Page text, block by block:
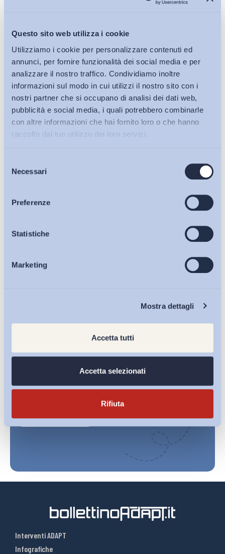
Questo sito web utilizza i cookie
Utilizziamo i cookie per personalizzare contenuti ed
annunci, per fornire funzionalità dei social media e per
analizzare il nostro traffico. Condividiamo inoltre
informazioni sul modo in cui utilizzi il nostro sito con i
nostri partner che si occupano di analisi dei dati web,
pubblicità e social media, i quali potrebbero combinarle
con altre informazioni che hai fornito loro o che hanno
raccolto dal tuo utilizzo dei loro servizi.
delNecessari
Preferenze
Statistiche
Marketing
Mostra dettagli
Accetta tutti
Accetta selezionati
Rifiuta
Bollettini ADAPT
Articoli
Osservatori
Eventi
Iscriviti alla Newsletter
Ho letto e Accetto il trattamento dei dati personali descritti
sulla pagina dellaPrivacy Policy
Iscriviti
Interventi ADAPT
Infografiche